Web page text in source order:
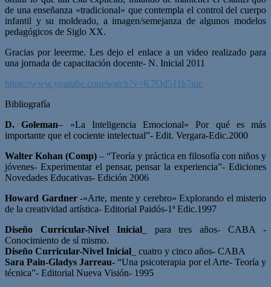
de una enseñanza «tradicional» que contempla el control del cuerpo
infantil y su moldeado, a imagen/semejanza de algunos modelos
pedagógicos de Siglo XX.
Gracias por leeerme. Les dejo el enlace a un video realizado para
una jornada de capacitación docente- N. Inicial 2011
https://www.youtube.com/watch?v=K7Od511b7mc
Bibliografía
D. Goleman– «La Inteligencia Emocional» Por qué es más
importante que el cociente intelectual”- Edit. Vergara-Edic.2000
Walter Kohan (Comp) – “Teoría y práctica en filosofía con niños y
jóvenes- Experimentar el pensar, pensar la experiencia”- Ediciones
Novedades Educativas- Edición 2006
Howard Gardner-«Arte, mente y cerebro» Explorando el misterio
de la creatividad artística- Editorial Paidós-1ª Edic.1997
Diseño Curricular-Nivel Inicial_ para tres años- CABA -
Conocimiento de sí mismo.
Diseño Curricular-Nivel Inicial _ cuatro y cinco años- CABA
Sara Pain-Gladys Jarreau- “Una psicoterapia por el Arte- Teoría y
técnica”- Editorial Nueva Visión- 1995